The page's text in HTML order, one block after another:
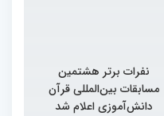
نفرات برتر هشتمین
مسابقات بین‌المللی قرآن
دانش‌آموزی اعلام شد